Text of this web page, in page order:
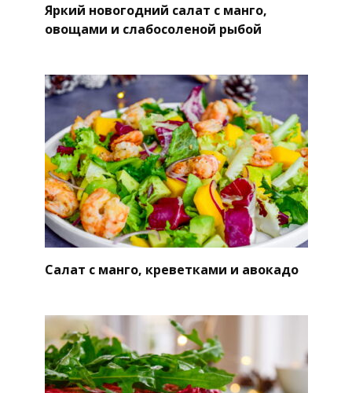
Яркий новогодний салат с манго,
овощами и слабосоленой рыбой
Салат с манго, креветками и авокадо